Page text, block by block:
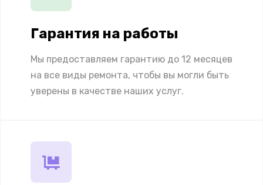
Гарантия на работы
Мы предоставляем гарантию до 12 месяцев
на все виды ремонта, чтобы вы могли быть
уверены в качестве наших услуг.